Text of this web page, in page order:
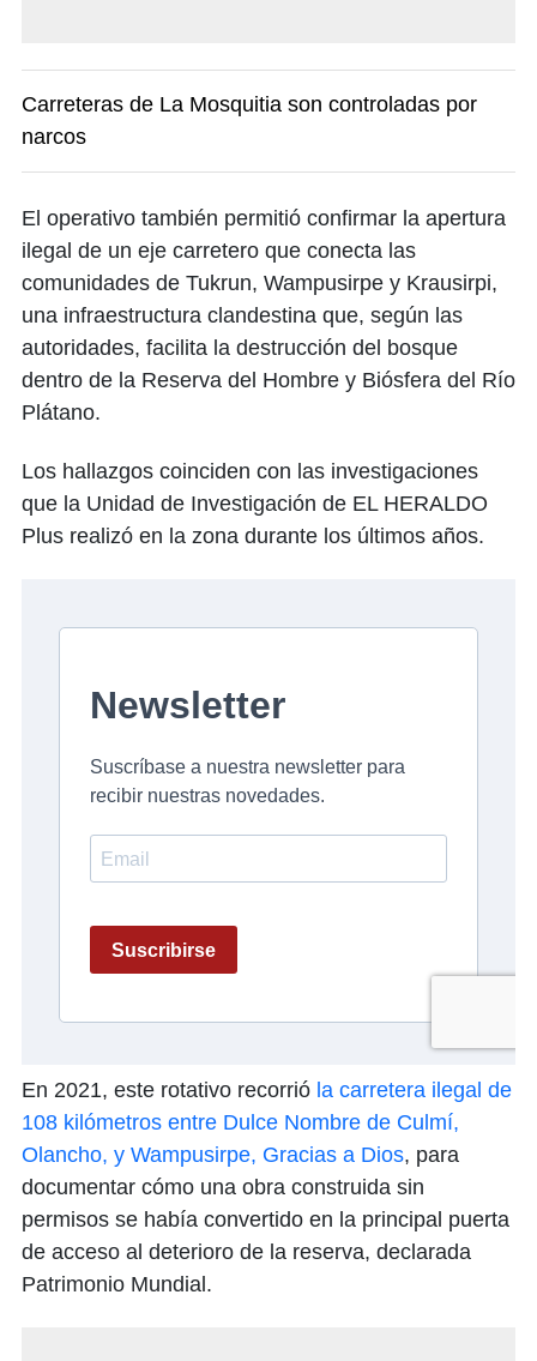
Carreteras de La Mosquitia son controladas por
narcos
El operativo también permitió confirmar la apertura
ilegal de un eje carretero que conecta las
comunidades de Tukrun, Wampusirpe y Krausirpi,
una infraestructura clandestina que, según las
autoridades, facilita la destrucción del bosque
dentro de la Reserva del Hombre y Biósfera del Río
Plátano.
Los hallazgos coinciden con las investigaciones
que la Unidad de Investigación de EL HERALDO
Plus realizó en la zona durante los últimos años.
En 2021, este rotativo recorrió la carretera ilegal de
108 kilómetros entre Dulce Nombre de Culmí,
Olancho, y Wampusirpe, Gracias a Dios, para
documentar cómo una obra construida sin
permisos se había convertido en la principal puerta
de acceso al deterioro de la reserva, declarada
Patrimonio Mundial.